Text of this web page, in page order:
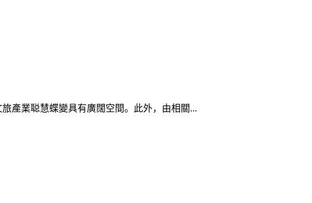
產業聪慧蝶變具有廣闊空間。此外，由相關...